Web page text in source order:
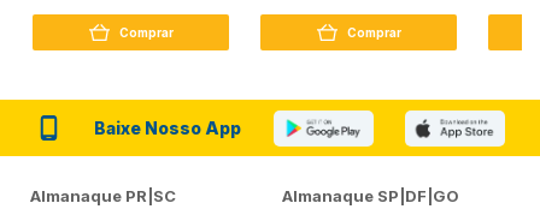
Comprar Comprar
Baixe Nosso App
Almanaque PR|SC Almanaque SP|DF|GO